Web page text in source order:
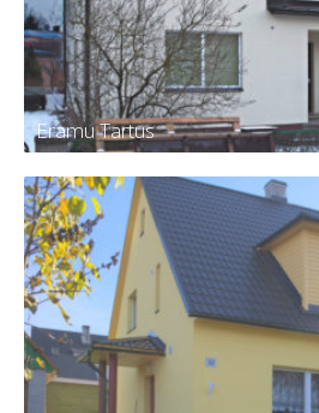
Eramu Tartus
Eramu Tartus